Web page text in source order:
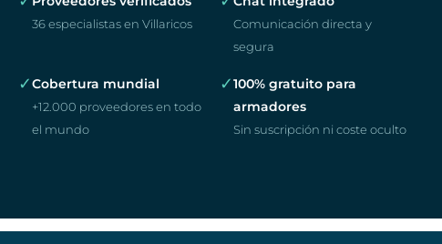
36 especialistas en Villaricos
Comunicación directa y
segura
✓Cobertura mundial
+12.000 proveedores en todo
el mundo
✓100% gratuito para
armadores
Sin suscripción ni coste oculto